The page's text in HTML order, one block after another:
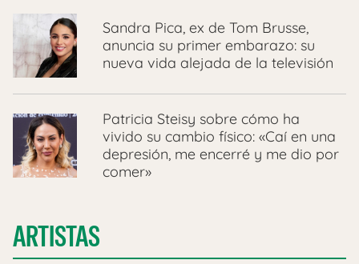
Sandra Pica, ex de Tom Brusse,
anuncia su primer embarazo: su
nueva vida alejada de la televisión
Patricia Steisy sobre cómo ha
vivido su cambio físico: «Caí en una
depresión, me encerré y me dio por
comer»
ARTISTAS